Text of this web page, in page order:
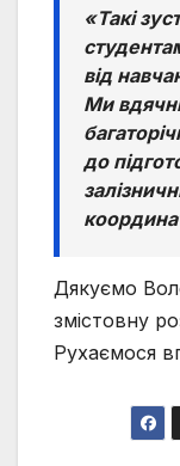
«Такі
від
Ми вдячні
до
Дякуємо
змістовну
Рухаємося